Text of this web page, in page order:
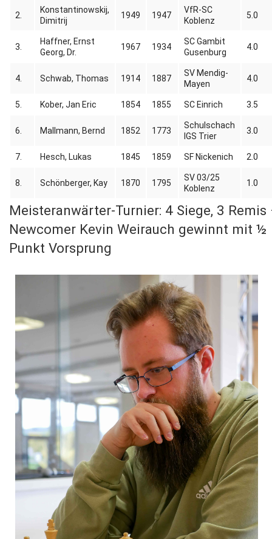
2.
Konstantinowskij,
Dimitrij
1949 1947
VfR-SC
Koblenz
5.0
3.
Haffner, Ernst
Georg, Dr.
1967 1934
SC Gambit
Gusenburg
4.0
4. Schwab, Thomas 1914 1887
SV Mendig-
Mayen
4.0
5. Kober, Jan Eric 1854 1855 SC Einrich 3.5
6. Mallmann, Bernd 1852 1773
Schulschach
IGS Trier
3.0
7. Hesch, Lukas 1845 1859 SF Nickenich 2.0
8. Schönberger, Kay 1870 1795
SV 03/25
Koblenz
1.0
Meisteranwärter-Turnier: 4 Siege, 3 Remis
Newcomer Kevin Weirauch gewinnt mit ½
Punkt Vorsprung